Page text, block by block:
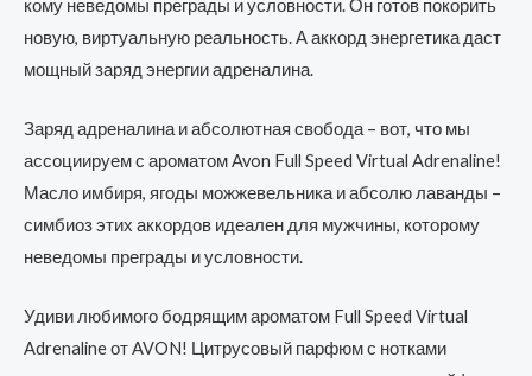
кому неведомы преграды и условности. Он готов покорить
новую, виртуальную реальность. А аккорд энергетика даст
мощный заряд энергии адреналина.
Заряд адреналина и абсолютная свобода – вот, что мы
ассоциируем с ароматом Avon Full Speed Virtual Adrenaline!
Масло имбиря, ягоды можжевельника и абсолю лаванды –
симбиоз этих аккордов идеален для мужчины, которому
неведомы преграды и условности.
Удиви любимого бодрящим ароматом Full Speed Virtual
Adrenaline от AVON! Цитрусовый парфюм с нотками